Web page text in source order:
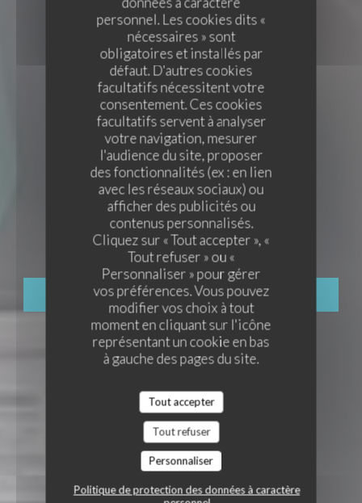
personnel. Les cookies dits «
nécessaires » sont
obligatoires et installés par
défaut. D'autres cookies
facultatifs nécessitent votre
consentement. Ces cookies
facultatifs servent à analyser
votre navigation, mesurer
l'audience du site, proposer
des fonctionnalités (ex : en lien
avec les réseaux sociaux) ou
afficher des publicités ou
contenus personnalisés.
Cliquez sur « Tout accepter », «
Tout refuser » ou «
Personnaliser » pour gérer
vos préférences. Vous pouvez
modifier vos choix à tout
moment en cliquant sur l'icône
représentant un cookie en bas
à gauche des pages du site.
Tout accepter
Tout refuser
Personnaliser
Politique de protection des données à caractère
RESTAURANT À THÈMES• BEZONS
Les Merveilles Du Liban
RÉSERVER
LES MERVEILLES DU LIBAN